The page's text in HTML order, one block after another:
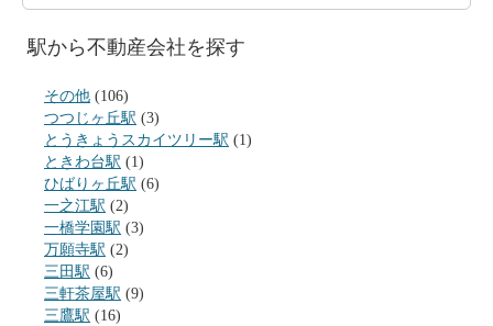
駅から不動産会社を探す
その他 (106)
つつじヶ丘駅 (3)
とうきょうスカイツリー駅 (1)
ときわ台駅 (1)
ひばりヶ丘駅 (6)
一之江駅 (2)
一橋学園駅 (3)
万願寺駅 (2)
三田駅 (6)
三軒茶屋駅 (9)
三鷹駅 (16)